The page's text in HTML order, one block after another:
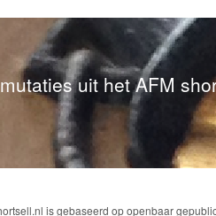
uit het AFM
is gebaseerd op openbaar